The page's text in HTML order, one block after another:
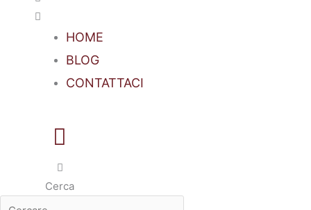
HOME
BLOG
CONTATTACI
Cerca